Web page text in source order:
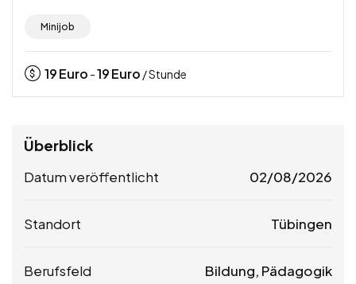
Minijob
19Euro -19Euro / Stunde
Überblick
Datum veröffentlicht 02/08/2026
Standort Tübingen
Berufsfeld Bildung, Pädagogik